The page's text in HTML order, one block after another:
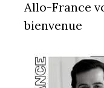
Allo-France
bienvenue